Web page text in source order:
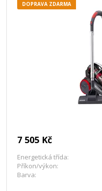
DOPRAVA ZDARMA
7 505 Kč
Energetická třída:
Příkon/výkon:
Barva: